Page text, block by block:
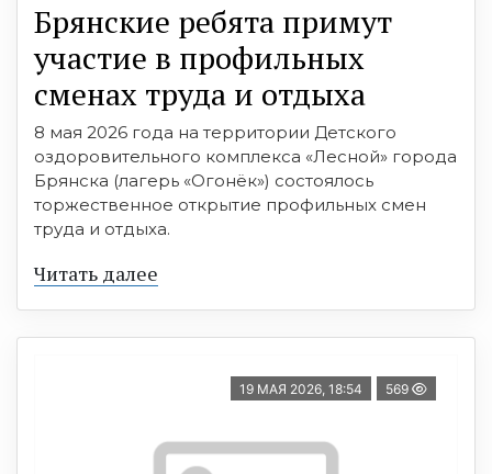
Брянские ребята примут
участие в профильных
сменах труда и отдыха
8 мая 2026 года на территории Детского
оздоровительного комплекса «Лесной» города
Брянска (лагерь «Огонёк») состоялось
торжественное открытие профильных смен
труда и отдыха.
Читать далее
19 МАЯ 2026, 18:54 569